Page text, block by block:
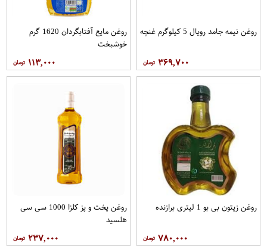
روغن نیمه جامد رویال 5 کيلوگرم غنچه
۳۶۹,۷۰۰
روغن مایع آفتابگردان 1620 گرم
خوشبخت
۱۱۳,۰۰۰
روغن زیتون بی بو 1 لیتری برازنده
۷۸۰,۰۰۰
روغن پخت و پز کلزا 1000 سی سی
هلسید
۲۳۷,۰۰۰